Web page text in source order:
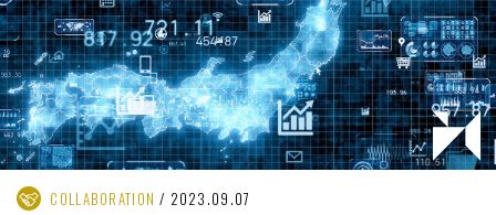
COLLABORATION 2023.09.07